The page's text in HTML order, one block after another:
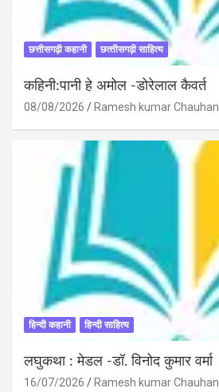
छत्तीसगढ़ी कहानी छत्‍तीसगढ़ी साहित्‍य
कहिनी:पानी हे अमोल -डोरेलाल कैवर्त
08/08/2026 Ramesh kumar Chauhan
हिन्दी कहानी हिन्दी साहित्य
लघुकथा : मेडल -डॉ. विनोद कुमार वर्मा
16/07/2026 Ramesh kumar Chauhan